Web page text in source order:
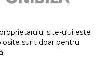
site-ului este
sunt doar pentru